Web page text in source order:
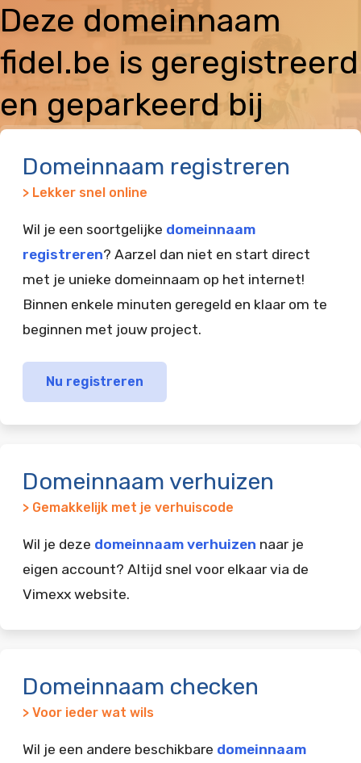
Deze domeinnaam
fidel.be is geregistreerd
en geparkeerd bij
Domeinnaam registreren
> Lekker snel online
Wil je een soortgelijke domeinnaam
registreren? Aarzel dan niet en start direct
met je unieke domeinnaam op het internet!
Binnen enkele minuten geregeld en klaar om te
beginnen met jouw project.
Nu registreren
Domeinnaam verhuizen
> Gemakkelijk met je verhuiscode
Wil je deze domeinnaam verhuizen naar je
eigen account? Altijd snel voor elkaar via de
Vimexx website.
Domeinnaam checken
> Voor ieder wat wils
Wil je een andere beschikbare domeinnaam